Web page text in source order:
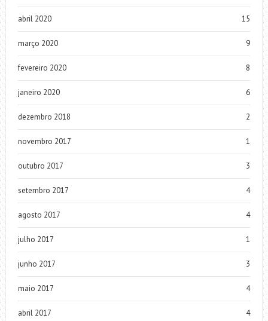
abril 2020 15
março 2020 9
fevereiro 2020 8
janeiro 2020 6
dezembro 2018 2
novembro 2017 1
outubro 2017 3
setembro 2017 4
agosto 2017 4
julho 2017 1
junho 2017 3
maio 2017 4
abril 2017 4